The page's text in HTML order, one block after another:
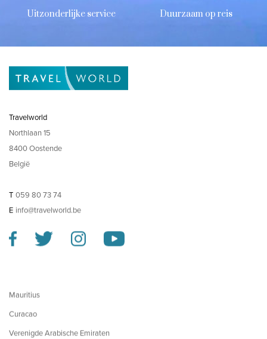
Uitzonderlijke service Duurzaam op reis
Travelworld
Northlaan 15
8400 Oostende
België
T 059 80 73 74
E info@travelworld.be
Mauritius
Curacao
Verenigde Arabische Emiraten